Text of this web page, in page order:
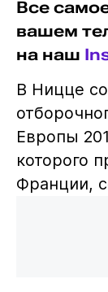
Все
вашем
на наш
В Ницце
Европы
которого
Франции,